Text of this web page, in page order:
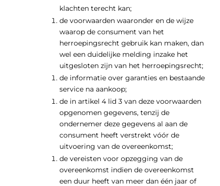
klachten terecht kan;
de voorwaarden waaronder en de wijze
waarop de consument van het
herroepingsrecht gebruik kan maken, dan
wel een duidelijke melding inzake het
uitgesloten zijn van het herroepingsrecht;
de informatie over garanties en bestaande
service na aankoop;
de in artikel 4 lid 3 van deze voorwaarden
opgenomen gegevens, tenzij de
ondernemer deze gegevens al aan de
consument heeft verstrekt vóór de
uitvoering van de overeenkomst;
de vereisten voor opzegging van de
overeenkomst indien de overeenkomst
een duur heeft van meer dan één jaar of